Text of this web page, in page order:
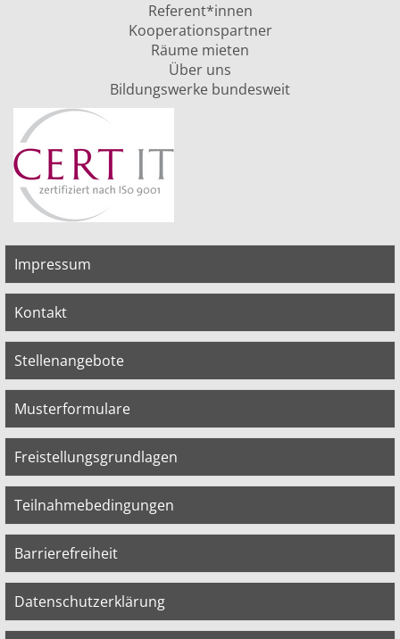
Referent*innen
Kooperationspartner
Räume mieten
Über uns
Bildungswerke bundesweit
Impressum
Kontakt
Stellenangebote
Musterformulare
Freistellungsgrundlagen
Teilnahmebedingungen
Barrierefreiheit
Datenschutzerklärung